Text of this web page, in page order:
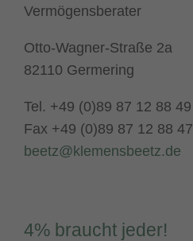
Vermögensberater
Otto-Wagner-Straße 2a
82110 Germering
Tel. +49 (0)89 87 12 88 49
Fax +49 (0)89 87 12 88 47
beetz@klemensbeetz.de
4% braucht jeder!